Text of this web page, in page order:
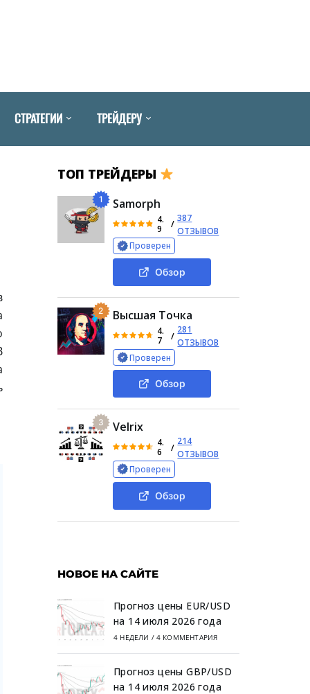
СТРАТЕГИИ ТРЕЙДЕРУ
ТОП ТРЕЙДЕРЫ
1 Samorph
4.
9
/
387
ОТЗЫВОВ
Проверен
Обзор
2 Высшая Точка
4.
7
/
281
ОТЗЫВОВ
Проверен
Обзор
3 Velrix
4.
6
/
214
ОТЗЫВОВ
Проверен
Обзор
НОВОЕ НА САЙТЕ
Прогноз цены EUR/USD
на 14 июля 2026 года
4 НЕДЕЛИ / 4 КОММЕНТАРИЯ
Прогноз цены GBP/USD
на 14 июля 2026 года